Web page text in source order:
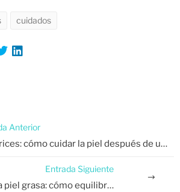
cuidados
Anterior
Cicatrices: cómo cuidar la piel después de una lesión o acné.
Entrada Siguiente
La rutina ideal para piel grasa: cómo equilibrar tu cutis y mantenerlo fresco